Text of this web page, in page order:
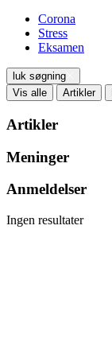
Corona
Stress
Eksamen
luk søgning
Vis alle
Artikler
Artikler
Meninger
Anmeldelser
Ingen resultater